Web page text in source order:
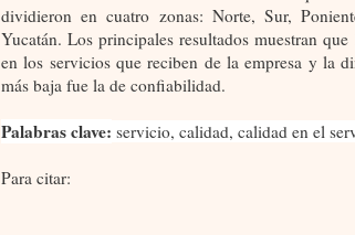
dividieron en cuatro zonas: Norte, Sur,
Yucatán. Los principales resultados muestran
en los servicios que reciben de la empresa y la
más baja fue la de confiabilidad.
Palabras clave: servicio, calidad, calidad en el
Para citar: